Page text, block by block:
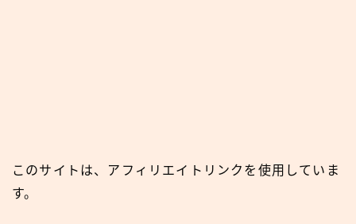
このサイトは、アフィリエイトリンクを使用していま
す。